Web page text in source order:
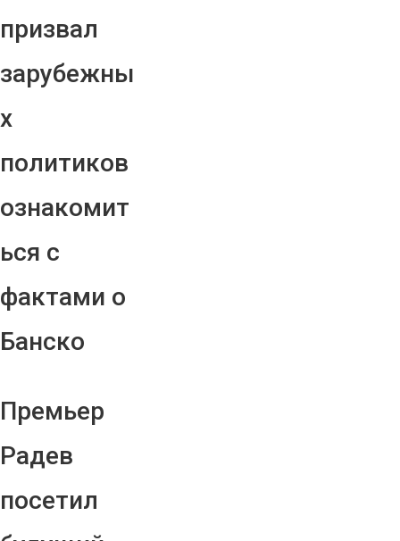
призвал
зарубежны
х
политиков
ознакомит
ься с
фактами о
Банско
Премьер
Радев
посетил